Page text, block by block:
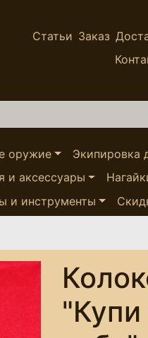
Статьи Заказ
оружие Экипировка
и аксессуары
и инструменты